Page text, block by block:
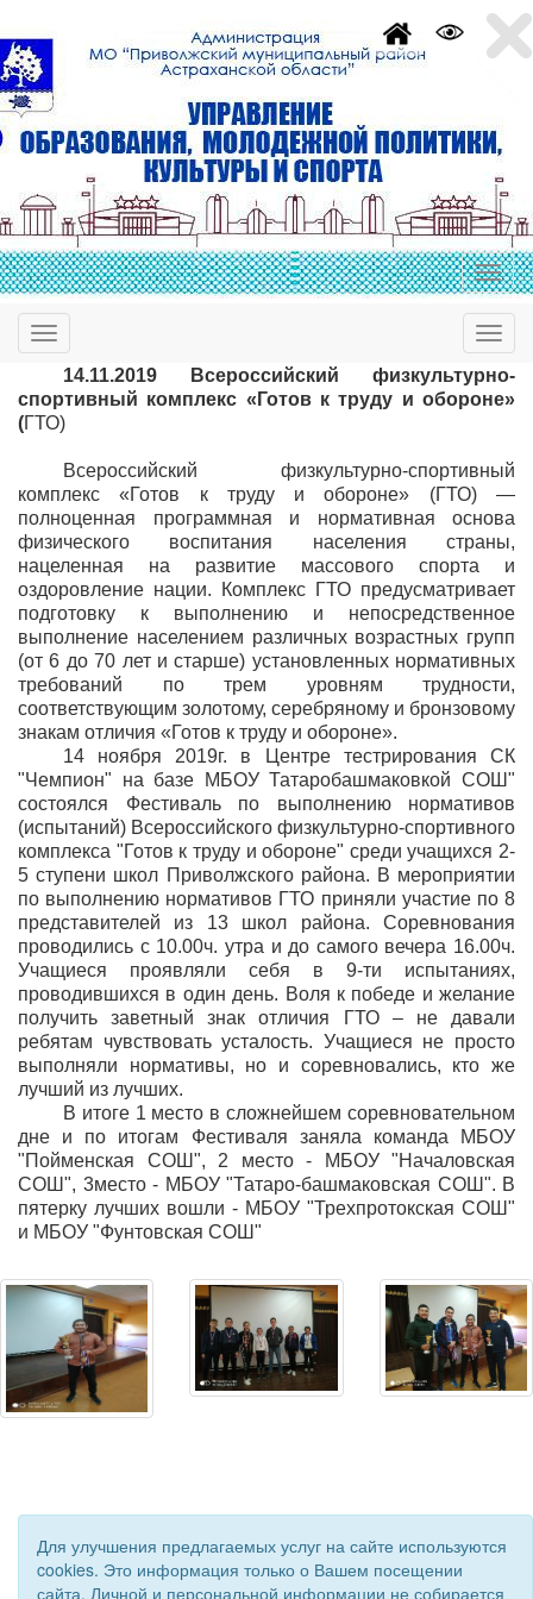
14.11.2019 Всероссийский физкультурно-
спортивный комплекс «Готов к труду и обороне»
(ГТО)
Всероссийский физкультурно-спортивный
комплекс «Готов к труду и обороне» (ГТО) —
полноценная программная и нормативная основа
физического воспитания населения страны,
нацеленная на развитие массового спорта и
оздоровление нации. Комплекс ГТО предусматривает
подготовку к выполнению и непосредственное
выполнение населением различных возрастных групп
(от 6 до 70 лет и старше) установленных нормативных
требований по трем уровням трудности,
соответствующим золотому, серебряному и бронзовому
знакам отличия «Готов к труду и обороне».
14 ноября 2019г. в Центре тестрирования СК
"Чемпион" на базе МБОУ Татаробашмаковкой СОШ"
состоялся Фестиваль по выполнению нормативов
(испытаний) Всероссийского физкультурно-спортивного
комплекса "Готов к труду и обороне" среди учащихся 2-
5 ступени школ Приволжского района. В мероприятии
по выполнению нормативов ГТО приняли участие по 8
представителей из 13 школ района. Соревнования
проводились с 10.00ч. утра и до самого вечера 16.00ч.
Учащиеся проявляли себя в 9-ти испытаниях,
проводившихся в один день. Воля к победе и желание
получить заветный знак отличия ГТО – не давали
ребятам чувствовать усталость. Учащиеся не просто
выполняли нормативы, но и соревновались, кто же
лучший из лучших.
В итоге 1 место в сложнейшем соревновательном
дне и по итогам Фестиваля заняла команда МБОУ
"Пойменская СОШ", 2 место - МБОУ "Началовская
СОШ", 3место - МБОУ "Татаро-башмаковская СОШ". В
пятерку лучших вошли - МБОУ "Трехпротокская СОШ"
и МБОУ "Фунтовская СОШ"
Для улучшения предлагаемых услуг на сайте используются
cookies. Это информация только о Вашем посещении
сайта. Личной и персональной информации не собирается